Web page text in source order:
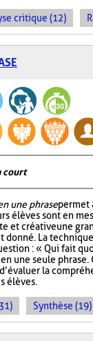
critique (12)
court
une phrasepermet
élèves sont en
et créative une
donné. La
: « Qui fait
une seule phrase.
la
élèves.
Synthèse (19)